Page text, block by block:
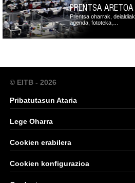
PRENTSA ARETOA
Prentsa oharrak, deialdiak,
agenda, fototeka,…
© EITB - 2026
Pribatutasun Ataria
Lege Oharra
Cookien erabilera
Cookien konfigurazioa